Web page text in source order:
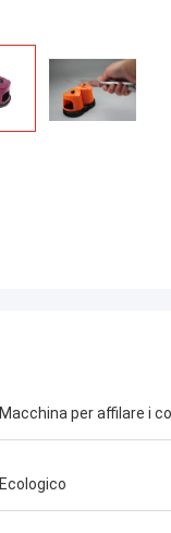
Macchina per affilare i
Ecologico